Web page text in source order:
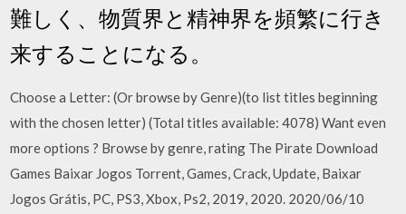
難しく、物質界と精神界を頻繁に行き
来することになる。
Choose a Letter: (Or browse by Genre)(to list titles beginning
with the chosen letter) (Total titles available: 4078) Want even
more options ? Browse by genre, rating The Pirate Download
Games Baixar Jogos Torrent, Games, Crack, Update, Baixar
Jogos Grátis, PC, PS3, Xbox, Ps2, 2019, 2020. 2020/06/10